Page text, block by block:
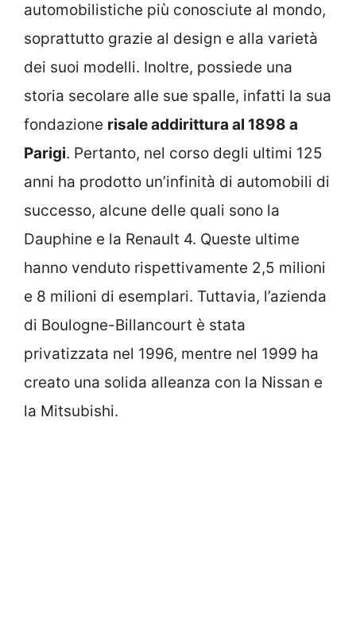
automobilistiche più conosciute al mondo,
soprattutto grazie al design e alla varietà
dei suoi modelli. Inoltre, possiede una
storia secolare alle sue spalle, infatti la sua
fondazione risale addirittura al 1898 a
Parigi. Pertanto, nel corso degli ultimi 125
anni ha prodotto un’infinità di automobili di
successo, alcune delle quali sono la
Dauphine e la Renault 4. Queste ultime
hanno venduto rispettivamente 2,5 milioni
e 8 milioni di esemplari. Tuttavia, l’azienda
di Boulogne-Billancourt è stata
privatizzata nel 1996, mentre nel 1999 ha
creato una solida alleanza con la Nissan e
la Mitsubishi.